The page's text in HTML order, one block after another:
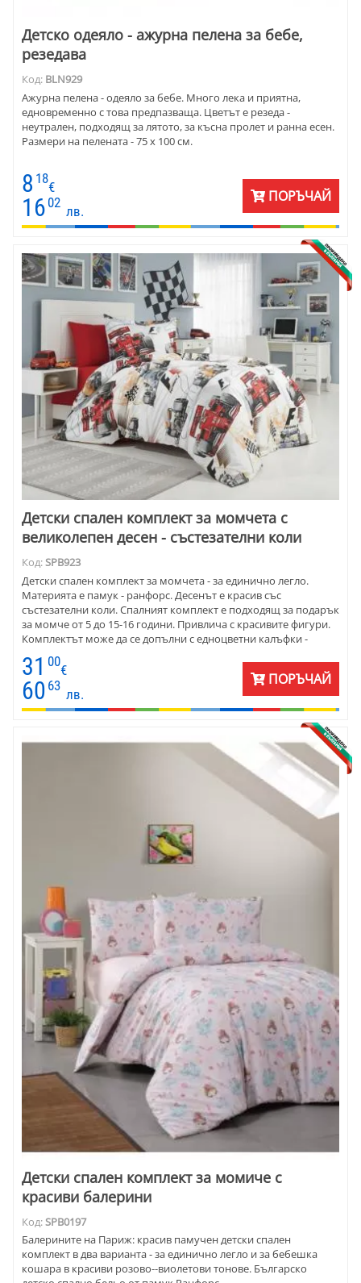
Детско одеяло - ажурна пелена за бебе,
резедава
Код: BLN929
Ажурна пелена - одеяло за бебе. Много лека и приятна,
едновременно с това предпазваща. Цветът е резеда -
неутрален, подходящ за лятото, за късна пролет и ранна есен.
Размери на пелената - 75 х 100 см.
8 18
€
16 02
лв.
ПОРЪЧАЙ
Детски спален комплект за момчета с
великолепен десен - състезателни коли
Код:SPB923
Детски спален комплект за момчета - за единично легло.
Материята е памук - ранфорс. Десенът е красив със
състезателни коли. Спалният комплект е подходящ за подарък
за момче от 5 до 15-16 години. Привлича с красивите фигури.
Комплектът може да се допълни с едноцветни калъфки -
червени, сиви или бели.
31 00
€
60 63
лв.
ПОРЪЧАЙ
Детски спален комплект за момиче с
красиви балерини
Код:SPB0197
Балерините на Париж: красив памучен детски спален
комплект в два варианта - за единично легло и за бебешка
кошара в красиви розово--виолетови тонове. Българско